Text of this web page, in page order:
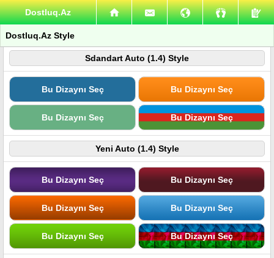
Dostluq.Az
Dostluq.Az Style
Sdandart Auto (1.4) Style
Bu Dizaynı Seç Bu Dizaynı Seç
Bu Dizaynı Seç Bu Dizaynı Seç
Yeni Auto (1.4) Style
Bu Dizaynı Seç Bu Dizaynı Seç
Bu Dizaynı Seç Bu Dizaynı Seç
Bu Dizaynı Seç Bu Dizaynı Seç